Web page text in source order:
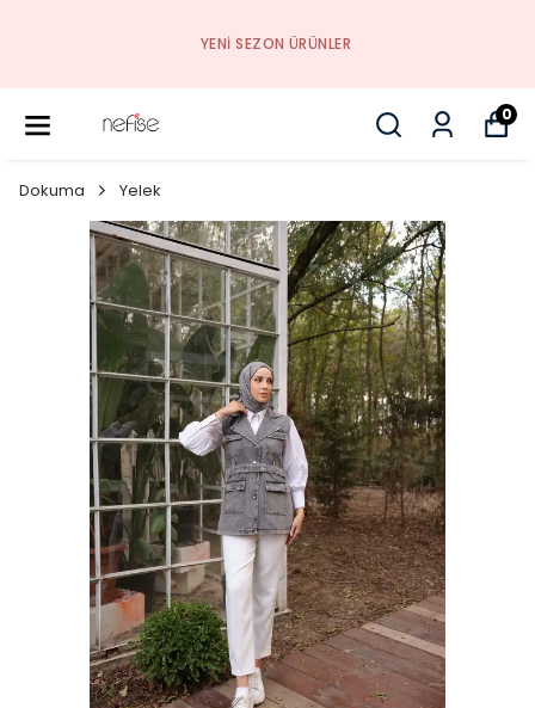
YENI SEZON ÜRÜNLER
0
Dokuma Yelek